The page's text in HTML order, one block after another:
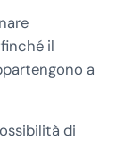
il
a
di